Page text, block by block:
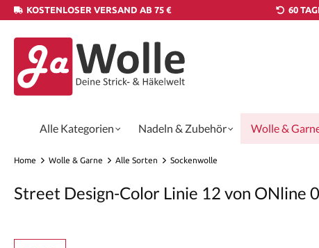
KOSTENLOSER VERSAND AB 75 € 60
Alle Kategorien Nadeln & Zubehör Wolle &
Home Wolle & Garne Alle Sorten Sockenwolle
Street Design-Color Linie 12 von ONline